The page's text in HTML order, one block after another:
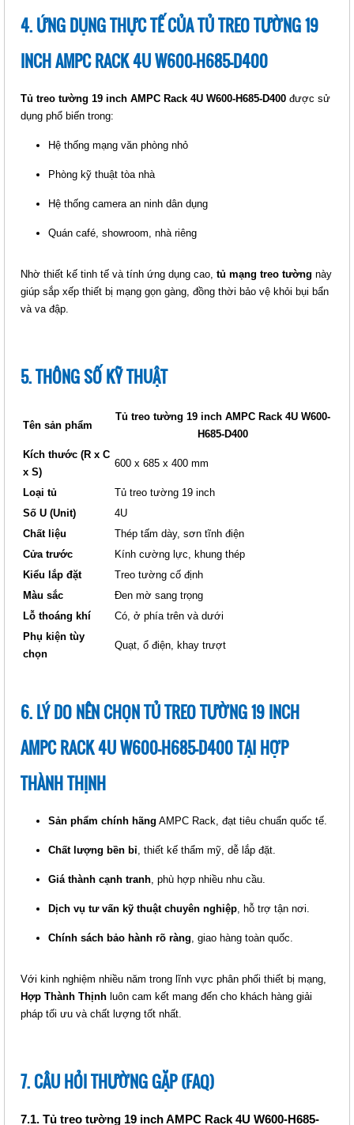
AMPCRACK 6U W600-H820-D600
Mã sản phẩm:
TỦ TREO TƯỜNG 19 INCH
TỦ TREO TƯỜNG 19 INCH
AMPCRACK 6U W600-H820-D400
Giá: Liên hệ
Mã sản phẩm:
TỦ TREO TƯỜNG 19 INCH AMPC
Giá: Liên hệ
Mã sản phẩm:
Giá: Liên hệ
Mã sản phẩm:
4. ỨNG DỤNG THỰC TẾ CỦA TỦ TREO TƯỜNG 19
INCH AMPC RACK 4U W600-H685-D400
Tủ treo tường 19 inch AMPC Rack 4U W600-H685-D400 được sử
dụng phổ biến trong:
Hệ thống mạng văn phòng nhỏ
Phòng kỹ thuật tòa nhà
Hệ thống camera an ninh dân dụng
Quán café, showroom, nhà riêng
Nhờ thiết kế tinh tế và tính ứng dụng cao, tủ mạng treo tường này
giúp sắp xếp thiết bị mạng gọn gàng, đồng thời bảo vệ khỏi bụi bẩn
và va đập.
5. THÔNG SỐ KỸ THUẬT
Tên sản phẩm
Tủ treo tường 19 inch AMPC Rack 4U W600-
H685-D400
Kích thước (R x C
x S)
600 x 685 x 400 mm
Loại tủ
Tủ treo tường 19 inch
Số U (Unit)
4U
Chất liệu
Thép tấm dày, sơn tĩnh điện
Cửa trước
Kính cường lực, khung thép
Kiểu lắp đặt
Treo tường cố định
Màu sắc
Đen mờ sang trọng
Lỗ thoáng khí
Có, ở phía trên và dưới
Phụ kiện tùy
chọn
Quạt, ổ điện, khay trượt
6. LÝ DO NÊN CHỌN TỦ TREO TƯỜNG 19 INCH
AMPC RACK 4U W600-H685-D400 TẠI HỢP
THÀNH THỊNH
Sản phẩm chính hãng AMPC Rack, đạt tiêu chuẩn quốc tế.
Chất lượng bền bỉ, thiết kế thẩm mỹ, dễ lắp đặt.
Giá thành cạnh tranh, phù hợp nhiều nhu cầu.
Dịch vụ tư vấn kỹ thuật chuyên nghiệp, hỗ trợ tận nơi.
Chính sách bảo hành rõ ràng, giao hàng toàn quốc.
Với kinh nghiệm nhiều năm trong lĩnh vực phân phối thiết bị mạng,
Hợp Thành Thịnh luôn cam kết mang đến cho khách hàng giải
pháp tối ưu và chất lượng tốt nhất.
7. CÂU HỎI THƯỜNG GẶP (FAQ)
7.1. Tủ treo tường 19 inch AMPC Rack 4U W600-H685-